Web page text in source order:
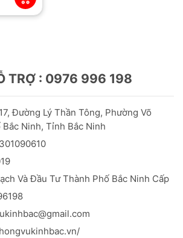
TRỢ : 0976 996 198
Đường Lý Thần Tông, Phường Võ
Ninh, Tỉnh Bắc Ninh
Và Đầu TưThành Phố Bắc Ninh Cấp